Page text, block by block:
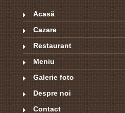
Acasă
Cazare
Restaurant
Meniu
Galerie foto
Despre noi
Contact